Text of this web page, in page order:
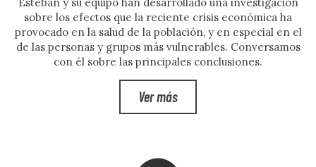
sobre los efectos que la reciente crisis económica ha
provocado en la salud de la población, y en especial en el
de las personas y grupos más vulnerables. Conversamos
con él sobre las principales conclusiones.
Ver más